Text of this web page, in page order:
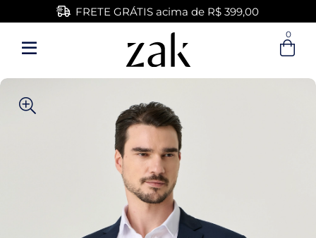
Entre com email ou cpf/cnpj
Criar nova conta
FRETE GRÁTIS acima de R$ 399,00
0